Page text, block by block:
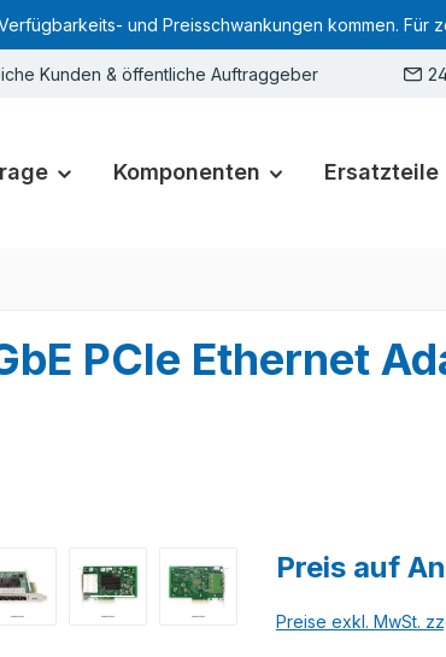
und Preisschwankungen kommen.
Kunden & öffentliche Auftraggeber
Komponenten Ersatzteile
PCIe Ethernet
Preis auf
Preise exkl. MwSt.